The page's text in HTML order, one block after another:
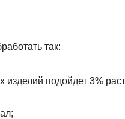
так:
изделий подойдет 3%